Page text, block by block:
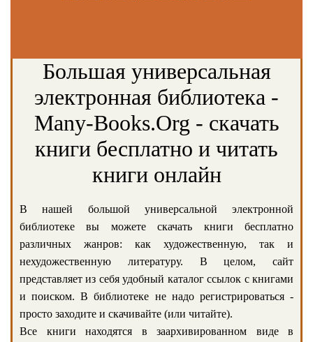
Большая универсальная
электронная библиотека -
Many-Books.Org - скачать
книги бесплатно и читать
книги онлайн
В нашей большой универсальной электронной
библиотеке вы можете скачать книги бесплатно
различных жанров: как художественную, так и
нехудожественную литературу. В целом, сайт
представляет из себя удобный каталог ссылок с книгами
и поиском. В библиотеке не надо регистрироваться -
просто заходите и скачивайте (или читайте).
Все книги находятся в заархивированном виде в